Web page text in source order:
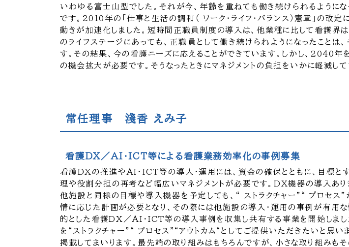
いわゆる富士山型でした。それが今、年齢を重ねても働き続けられるように
です。2010年の「仕事と生活の調和（ ワーク・ライフ・バランス）憲章」の改定
動きが加速化しました。短時間正職員制度の導入は、他業種に比して看護界
のライフステージにあっても、正職員として働き続けられようになったこと
す。その結果、今の看護ニーズに応えることができています。しかし、2040
の機会拡大が必要です。そうなったときにマネジメントの負担をいかに軽減して
常任理事 淺香 えみ子
看護DX／AI・ICT等による看護業務効率化の事例募集
看護DXの推進やAI・ICT等の導入・運用には、資金の確保とともに、目標と
理や役割分担の再考など幅広いマネジメントが必要です。DX機器の導入あり
他施設と同様の目標や導入機器を予定しても、“ ストラクチャー”“ プロセ
情に応じた計画が必要となり、その際には他施設の導入・運用の事例が有用
的とした看護DX／AI・ICT等の導入事例を収集し共有する事業を開始しま
を“ストラクチャー”“ プロセス”“アウトカム“としてご提供いただきたいと思い
掲載してまいります。最先端の取り組みはもちろんですが、小さな取り組み